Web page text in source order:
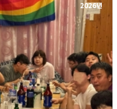
2026년